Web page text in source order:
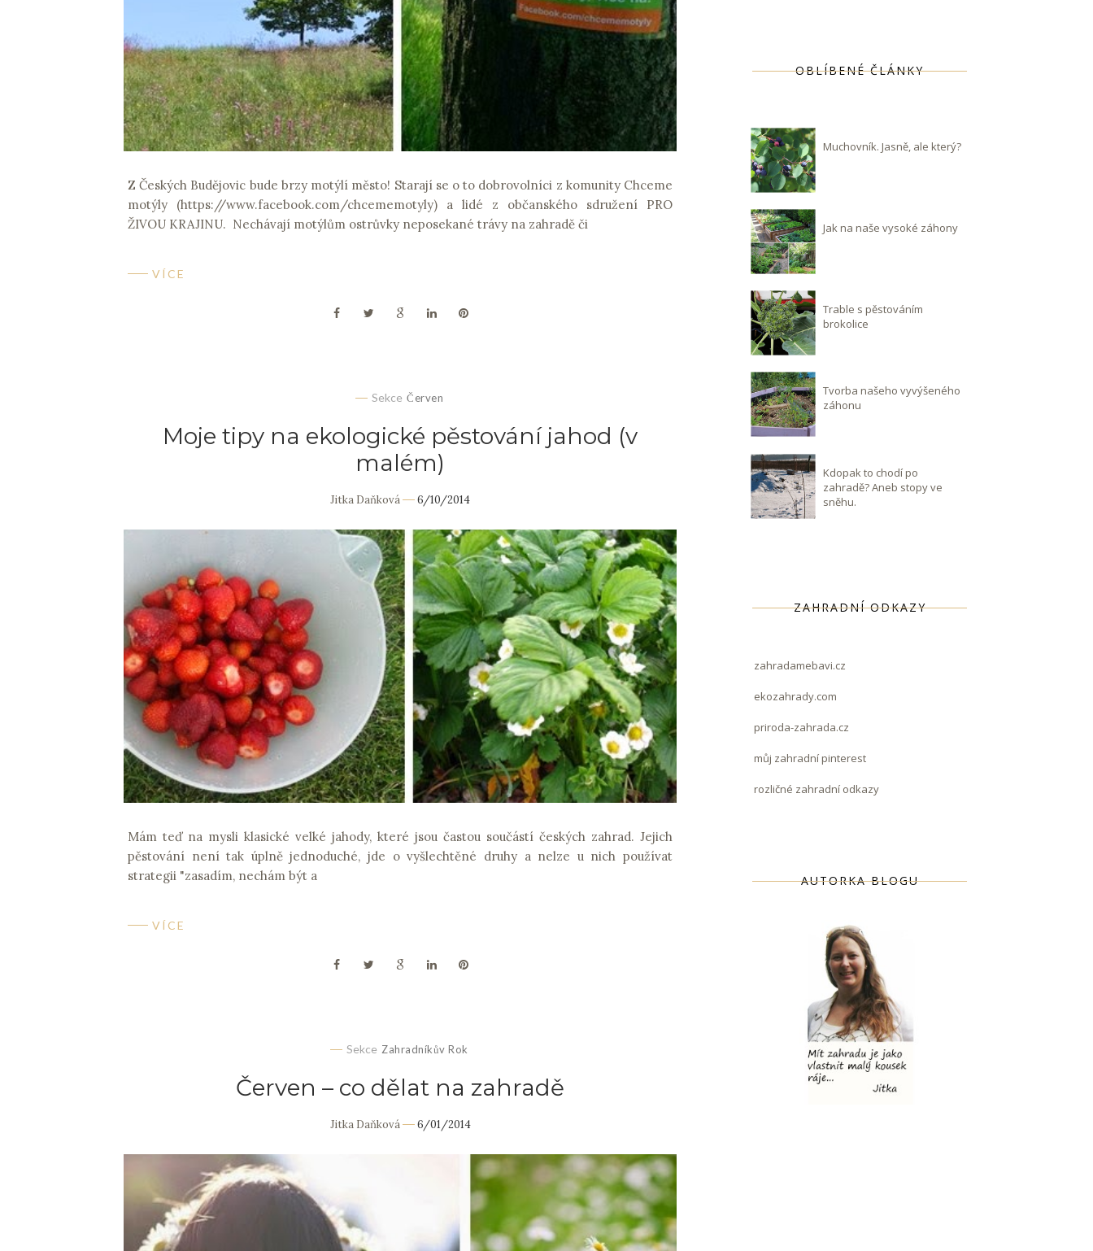
Z Českých Budějovic bude brzy motýlí město! Starají se o to dobrovolníci z komunity Chceme
motýly (https://www.facebook.com/chcememotyly) a lidé z občanského sdružení PRO
ŽIVOU KRAJINU. Nechávají motýlům ostrůvky neposekané trávy na zahradě či
VÍCE
Sekce Červen
Moje tipy na ekologické pěstování jahod (v
malém)
Jitka Daňková 6/10/2014
Mám teď na mysli klasické velké jahody, které jsou častou součástí českých zahrad. Jejich
pěstování není tak úplně jednoduché, jde o vyšlechtěné druhy a nelze u nich používat
strategii "zasadím, nechám být a
VÍCE
Sekce Zahradníkův Rok
Červen – co dělat na zahradě
Jitka Daňková 6/01/2014
OBLÍBENÉ ČLÁNKY
Muchovník. Jasně, ale který?
Jak na naše vysoké záhony
Trable s pěstováním
brokolice
Tvorba našeho vyvýšeného
záhonu
Kdopak to chodí po
zahradě? Aneb stopy ve
sněhu.
ZAHRADNÍ ODKAZY
zahradamebavi.cz
ekozahrady.com
priroda-zahrada.cz
můj zahradní pinterest
rozličné zahradní odkazy
AUTORKA BLOGU